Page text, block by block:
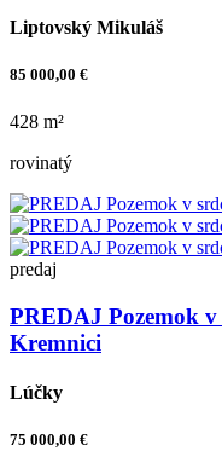
Liptovský Mikuláš
85 000,00 €
428 m²
rovinatý
predaj
PREDAJ Pozemok
Kremnici
Lúčky
75 000,00 €